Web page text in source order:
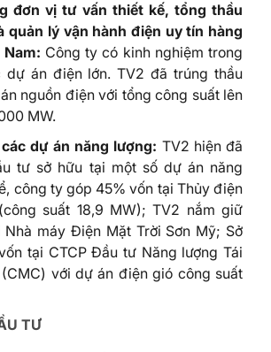
đơn vị tư vấn thiết kế, tổng thầu
quản lý vận hành điện uy tín hàng
Công ty có kinh nghiệm trong
dự án điện lớn. TV2 đã trúng thầu
nguồn điện với tổng công suất lên
MW.
các dự án năng lượng: TV2 hiện đã
tư sở hữu tại một số dự án năng
công ty góp 45% vốn tại Thủy điện
suất 18,9 MW); TV2 nắm giữ
Nhà máy Điện Mặt Trời Sơn Mỹ; Sở
tại CTCP Đầu tư Năng lượng Tái
với dự án điện gió công suất
TƯ